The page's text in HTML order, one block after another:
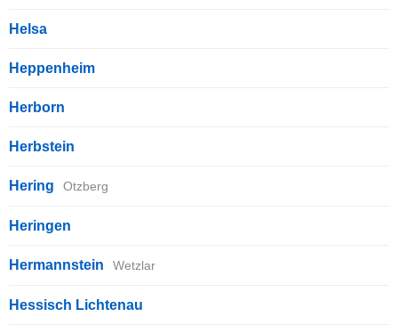
Helsa
Heppenheim
Herborn
Herbstein
Hering Otzberg
Heringen
Hermannstein Wetzlar
Hessisch Lichtenau